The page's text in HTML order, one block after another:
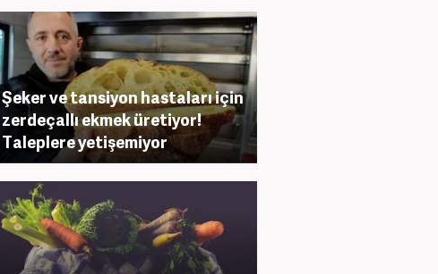
Şeker ve tansiyon hastaları için
zerdeçallı ekmek üretiyor!
Taleplere yetişemiyor